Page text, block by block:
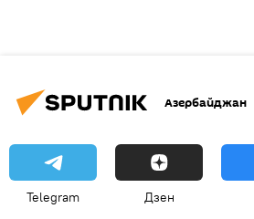
Азербайджан
Telegram Дзен